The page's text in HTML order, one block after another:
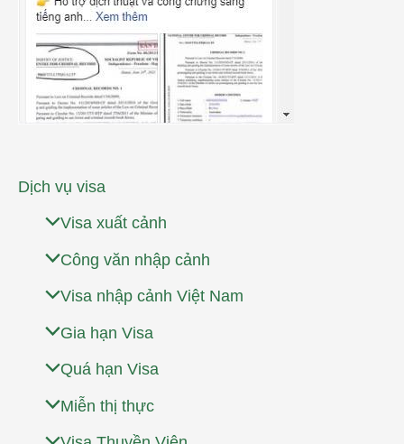
Dịch vụ visa
Visa xuất cảnh
Công văn nhập cảnh
Visa nhập cảnh Việt Nam
Gia hạn Visa
Quá hạn Visa
Miễn thị thực